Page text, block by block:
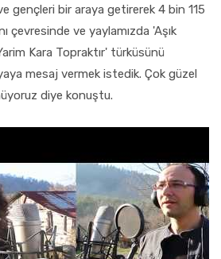
gençleri bir araya getirerek 4 bin 115
çevresinde ve yaylamızda 'Aşık
Kara Topraktır' türküsünü
mesaj vermek istedik. Çok güzel
diye konuştu.